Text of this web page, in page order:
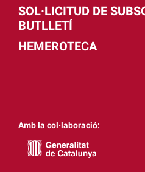
SOL·LICITUD DE
BUTLLETÍ
HEMEROTECA
Amb la col·laboració: